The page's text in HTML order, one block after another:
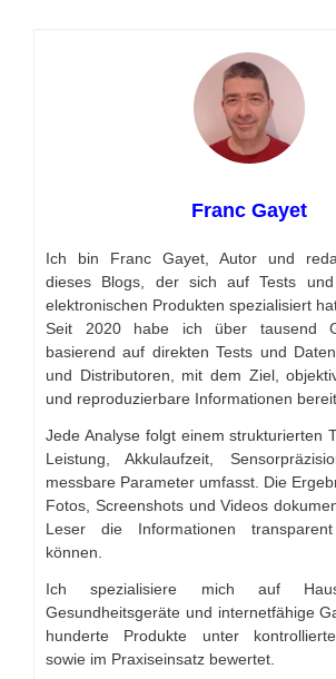
Franc Gayet
Ich bin Franc Gayet, Autor und
dieses Blogs, der sich auf Tests und
elektronischen Produkten spezialisiert
Seit 2020 habe ich über tausend
basierend auf direkten Tests und
und Distributoren, mit dem Ziel,
und reproduzierbare Informationen
Jede Analyse folgt einem strukturierten
Leistung, Akkulaufzeit,
messbare Parameter umfasst. Die
Fotos, Screenshots und Videos
Leser die Informationen transparent
können.
Ich spezialisiere mich auf
Gesundheitsgeräte und internetfähige
hunderte Produkte unter
sowie im Praxiseinsatz bewertet.